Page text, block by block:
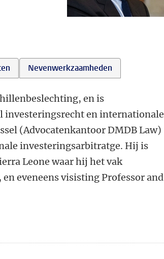
Nevenwerkzaamheden
en is
investeringsrecht en internationale
(Advocatenkantoor DMDB Law)
investeringsarbitratge. Hij is
Leone waar hij het vak
eveneens visisting Professor and